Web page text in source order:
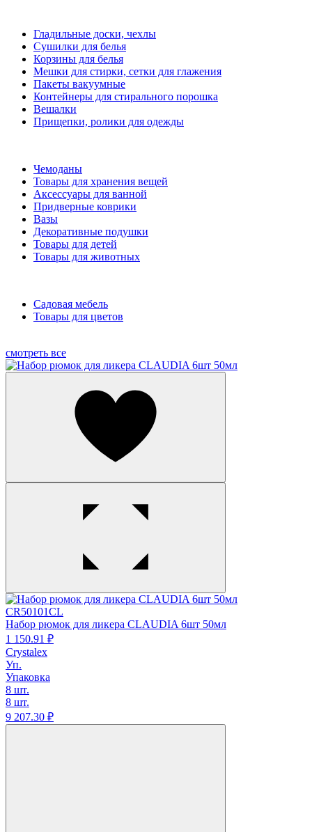
Гладильные доски, чехлы
Сушилки для белья
Корзины для белья
Мешки для стирки, сетки для глажения
Пакеты вакуумные
Контейнеры для стирального порошка
Вешалки
Прищепки, ролики для одежды
Чемоданы
Товары для хранения вещей
Аксессуары для ванной
Придверные коврики
Вазы
Декоративные подушки
Товары для детей
Товары для животных
Садовая мебель
Товары для цветов
смотреть все
CR50101CL
Набор рюмок для ликера CLAUDIA 6шт 50мл
1 150.91 ₽
Crystalex
Уп.
Упаковка
8 шт.
8 шт.
9 207.30 ₽